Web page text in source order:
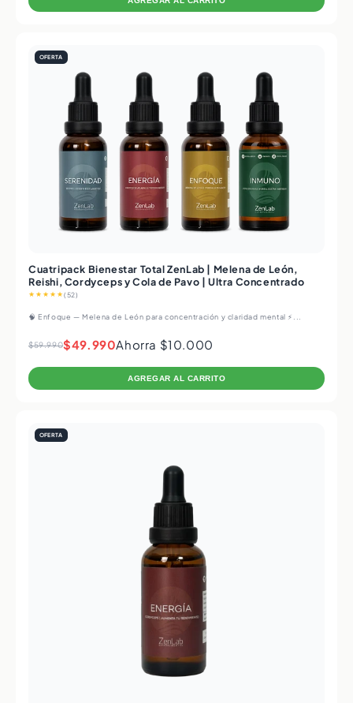
OFERTA
Cuatripack Bienestar Total ZenLab | Melena de León,
Reishi, Cordyceps y Cola de Pavo | Ultra Concentrado
★★★★★(52)
🧠 Enfoque — Melena de León para concentración y claridad mental ⚡...
$59.990$49.990Ahorra $10.000
AGREGAR AL CARRITO
OFERTA